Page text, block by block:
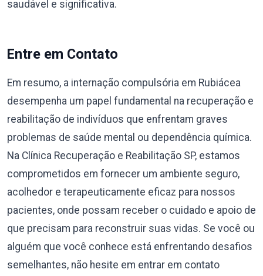
saudável e significativa.
Entre em Contato
Em resumo, a internação compulsória em Rubiácea
desempenha um papel fundamental na recuperação e
reabilitação de indivíduos que enfrentam graves
problemas de saúde mental ou dependência química.
Na Clínica Recuperação e Reabilitação SP, estamos
comprometidos em fornecer um ambiente seguro,
acolhedor e terapeuticamente eficaz para nossos
pacientes, onde possam receber o cuidado e apoio de
que precisam para reconstruir suas vidas. Se você ou
alguém que você conhece está enfrentando desafios
semelhantes, não hesite em entrar em contato